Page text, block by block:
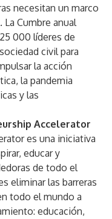
necesitan un marco
Cumbre anual
000 líderes de
civil para
la acción
la pandemia
y las
Accelerator
es una iniciativa
educar y
de todo el
eliminar las barreras
todo el mundo a
educación,